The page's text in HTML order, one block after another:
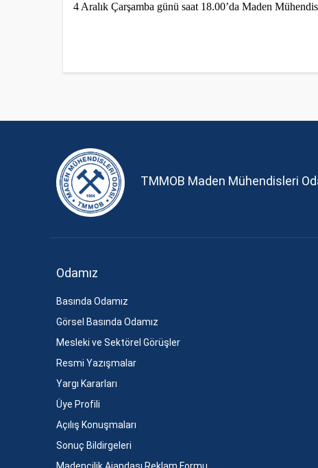
4 Aralık Çarşamba günü saat 18.00’da Maden
TMMOB Maden Mühendisleri
Odamız
Basında Odamız
Görsel Basında Odamız
Mesleki ve Sektörel Görüşler
Resmi Yazışmalar
Yargı Kararları
Üye Profili
Açılış Konuşmaları
Sonuç Bildirgeleri